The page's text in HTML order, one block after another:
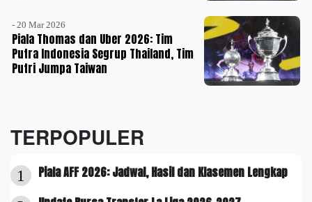
- 20 Mar 2026
Piala Thomas dan Uber 2026: Tim
Putra Indonesia Segrup Thailand, Tim
Putri Jumpa Taiwan
TERPOPULER
1 Piala AFF 2026: Jadwal, Hasil dan Klasemen Lengkap